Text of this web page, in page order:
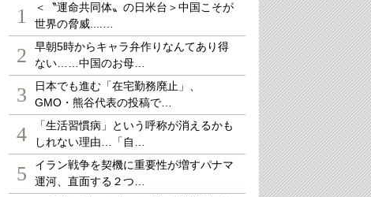
1
＜〝運命共同体〟の日米台＞中国こそが
世界の脅威....…
2
早朝5時からキャラ弁作りなんてあり得
ない……中国のお母…
3
日本でも進む「在宅勤務廃止」、
GMO・熊谷代表の投稿で…
4
「生活習慣病」という呼称が消えるかも
しれない理由…「自…
5
イラン戦争を契機に重要性が増すパナマ
運河、直面する２つ…